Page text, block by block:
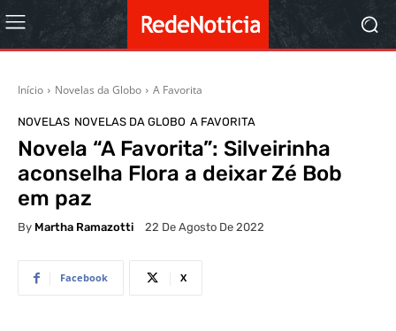
Início Novelas da Globo A Favorita
NOVELAS NOVELAS DA GLOBO A FAVORITA
Novela “A Favorita”: Silveirinha
aconselha Flora a deixar Zé Bob
em paz
By Martha Ramazotti 22 De Agosto De 2022
Facebook X